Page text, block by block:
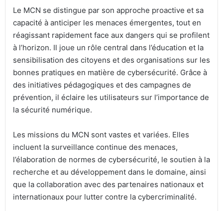
Le MCN se distingue par son approche proactive et sa
capacité à anticiper les menaces émergentes, tout en
réagissant rapidement face aux dangers qui se profilent
à l’horizon. Il joue un rôle central dans l’éducation et la
sensibilisation des citoyens et des organisations sur les
bonnes pratiques en matière de cybersécurité. Grâce à
des initiatives pédagogiques et des campagnes de
prévention, il éclaire les utilisateurs sur l’importance de
la sécurité numérique.
Les missions du MCN sont vastes et variées. Elles
incluent la surveillance continue des menaces,
l’élaboration de normes de cybersécurité, le soutien à la
recherche et au développement dans le domaine, ainsi
que la collaboration avec des partenaires nationaux et
internationaux pour lutter contre la cybercriminalité.